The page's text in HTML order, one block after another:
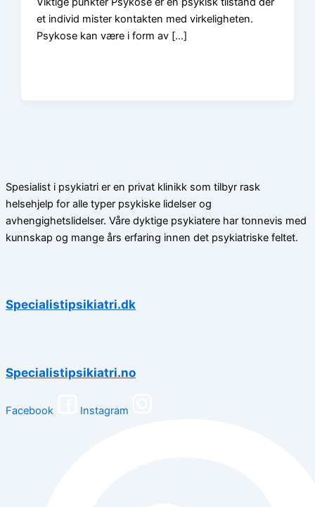
et individ mister kontakten med virkeligheten.
Psykose kan være i form av […]
Spesialist i psykiatri er en privat klinikk som tilbyr rask
helsehjelp for alle typer psykiske lidelser og
avhengighetslidelser. Våre dyktige psykiatere har tonnevis med
kunnskap og mange års erfaring innen det psykiatriske feltet.
Specialistipsikiatri.dk
Specialistipsikiatri.no
Facebook Instagram